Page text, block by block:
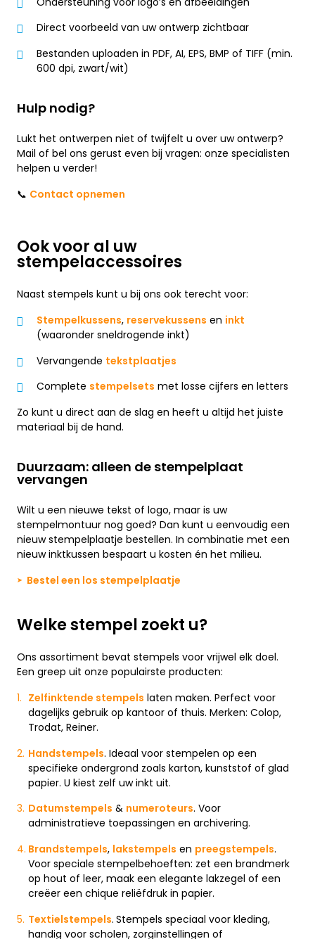
Direct voorbeeld van uw ontwerp zichtbaar
Bestanden uploaden in PDF, AI, EPS, BMP of TIFF (min.
600 dpi, zwart/wit)
Hulp nodig?
Lukt het ontwerpen niet of twijfelt u over uw ontwerp?
Mail of bel ons gerust even bij vragen: onze specialisten
helpen u verder!
📞 Contact opnemen
Ook voor al uw
stempelaccessoires
Naast stempels kunt u bij ons ook terecht voor:
Stempelkussens, reservekussens en inkt
(waaronder sneldrogende inkt)
Vervangende tekstplaatjes
Complete stempelsets met losse cijfers en letters
Zo kunt u direct aan de slag en heeft u altijd het juiste
materiaal bij de hand.
Duurzaam: alleen de stempelplaat
vervangen
Wilt u een nieuwe tekst of logo, maar is uw
stempelmontuur nog goed? Dan kunt u eenvoudig een
nieuw stempelplaatje bestellen. In combinatie met een
nieuw inktkussen bespaart u kosten én het milieu.
➤ Bestel een los stempelplaatje
Welke stempel zoekt u?
Ons assortiment bevat stempels voor vrijwel elk doel.
Een greep uit onze populairste producten:
Zelfinktende stempels laten maken. Perfect voor
dagelijks gebruik op kantoor of thuis. Merken: Colop,
Trodat, Reiner.
Handstempels. Ideaal voor stempelen op een
specifieke ondergrond zoals karton, kunststof of glad
papier. U kiest zelf uw inkt uit.
Datumstempels & numeroteurs. Voor
administratieve toepassingen en archivering.
Brandstempels, lakstempels en preegstempels.
Voor speciale stempelbehoeften: zet een brandmerk
op hout of leer, maak een elegante lakzegel of een
creëer een chique reliëfdruk in papier.
Textielstempels. Stempels speciaal voor kleding,
handig voor scholen, zorginstellingen of